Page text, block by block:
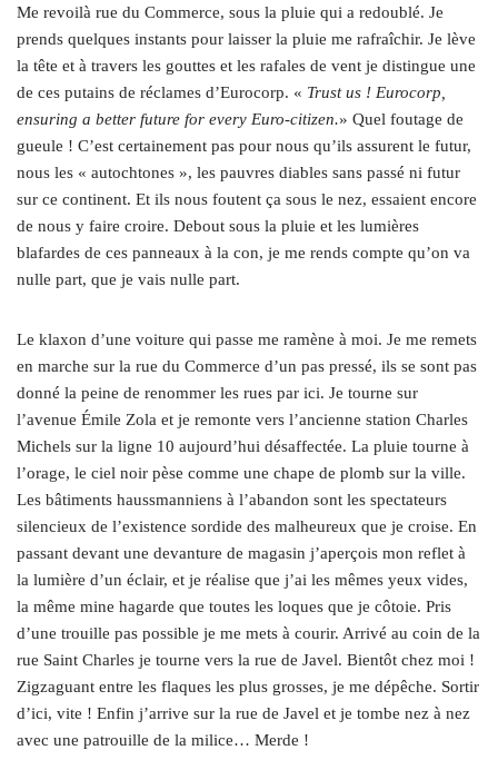
Me revoilà rue du Commerce, sous la pluie qui a redoublé. Je
prends quelques instants pour laisser la pluie me rafraîchir. Je lève
la tête et à travers les gouttes et les rafales de vent je distingue une
de ces putains de réclames d’Eurocorp. « Trust us ! Eurocorp,
ensuring a better future for every Euro-citizen.» Quel foutage de
gueule ! C’est certainement pas pour nous qu’ils assurent le futur,
nous les « autochtones », les pauvres diables sans passé ni futur
sur ce continent. Et ils nous foutent ça sous le nez, essaient encore
de nous y faire croire. Debout sous la pluie et les lumières
blafardes de ces panneaux à la con, je me rends compte qu’on va
nulle part, que je vais nulle part.
Le klaxon d’une voiture qui passe me ramène à moi. Je me remets
en marche sur la rue du Commerce d’un pas pressé, ils se sont pas
donné la peine de renommer les rues par ici. Je tourne sur
l’avenue Émile Zola et je remonte vers l’ancienne station Charles
Michels sur la ligne 10 aujourd’hui désaffectée. La pluie tourne à
l’orage, le ciel noir pèse comme une chape de plomb sur la ville.
Les bâtiments haussmanniens à l’abandon sont les spectateurs
silencieux de l’existence sordide des malheureux que je croise. En
passant devant une devanture de magasin j’aperçois mon reflet à
la lumière d’un éclair, et je réalise que j’ai les mêmes yeux vides,
la même mine hagarde que toutes les loques que je côtoie. Pris
d’une trouille pas possible je me mets à courir. Arrivé au coin de la
rue Saint Charles je tourne vers la rue de Javel. Bientôt chez moi !
Zigzaguant entre les flaques les plus grosses, je me dépêche. Sortir
d’ici, vite ! Enfin j’arrive sur la rue de Javel et je tombe nez à nez
avec une patrouille de la milice… Merde !